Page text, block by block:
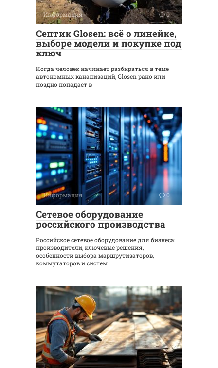
Информация 0
Септик Glosen: всё о линейке,
выборе модели и покупке под
ключ
Когда человек начинает разбираться в теме
автономных канализаций, Glosen рано или
поздно попадает в
Информация 0
Сетевое оборудование
российского производства
Российское сетевое оборудование для бизнеса:
производители, ключевые решения,
особенности выбора маршрутизаторов,
коммутаторов и систем